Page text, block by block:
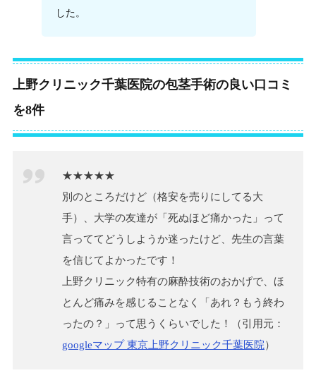
した。
上野クリニック千葉医院の包茎手術の良い口コミ
を8件
★★★★★
別のところだけど（格安を売りにしてる大
手）、大学の友達が「死ぬほど痛かった」って
言っててどうしようか迷ったけど、先生の言葉
を信じてよかったです！
上野クリニック特有の麻酔技術のおかげで、ほ
とんど痛みを感じることなく「あれ？もう終わ
ったの？」って思うくらいでした！（引用元：
googleマップ 東京上野クリニック千葉医院）